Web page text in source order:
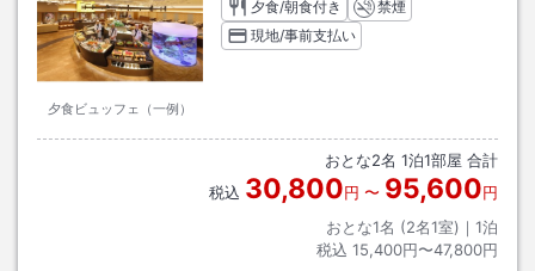
夕食ビュッフェ（一例）
夕食/朝食付き
禁煙
現地/事前支払い
おとな2名 1泊1部屋 合計
税込 30,800円 〜 95,600円
おとな1名 (2名1室)｜ 1泊
税込 15,400円〜47,800円